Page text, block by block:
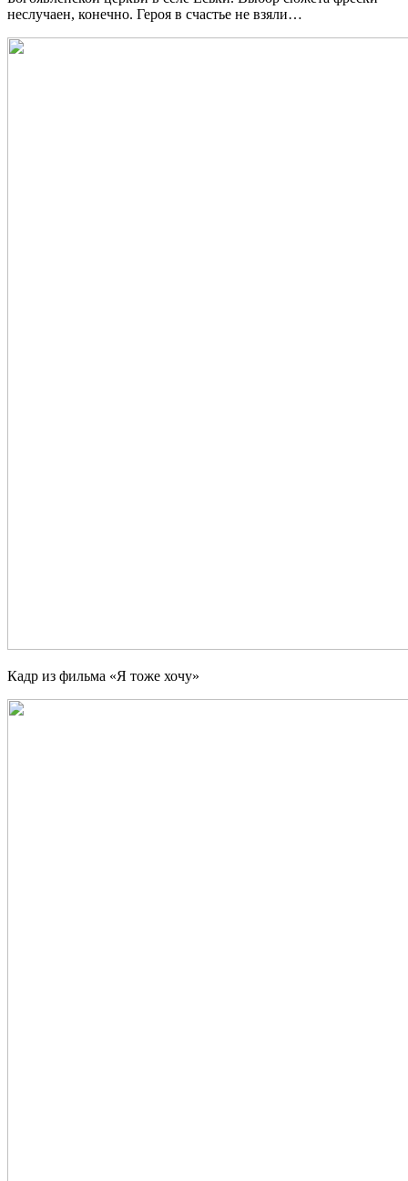
неслучаен, конечно. Героя в счастье не взяли…
Кадр из фильма «Я тоже хочу»